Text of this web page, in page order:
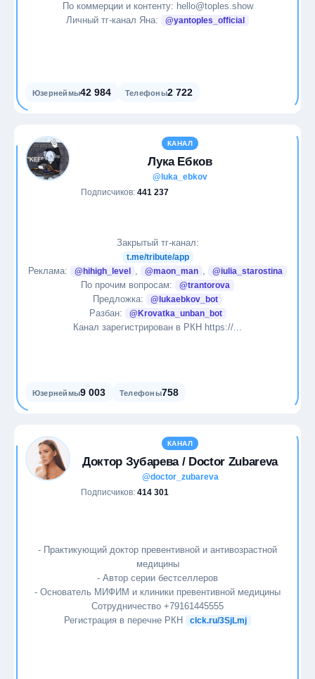
Стартапы
Фитнес
Фотография
Языки
По коммерции и контенту: hello@toples.show
Личный тг-канал Яна:
@yantoples_official
Юзернеймы42 984 Телефоны2 722
КАНАЛ
Лука Ебков
@luka_ebkov
Подписчиков: 441 237
Закрытый тг-канал:
t.me/tribute/app
Реклама: @hihigh_level @maon_man @iulia_starostina
По прочим вопросам: @trantorova
Предложка: @lukaebkov_bot
Разбан: @Krovatka_unban_bot
Канал зарегистрирован в РКН https://...
Юзернеймы9 003 Телефоны758
КАНАЛ
Доктор Зубарева / Doctor Zubareva
@doctor_zubareva
Подписчиков: 414 301
- Практикующий доктор превентивной и антивозрастной
медицины
- Автор серии бестселлеров
- Основатель МИФИМ и клиники превентивной медицины
Сотрудничество +79161445555
Регистрация в перечне РКН
clck.ru/3SjLmj